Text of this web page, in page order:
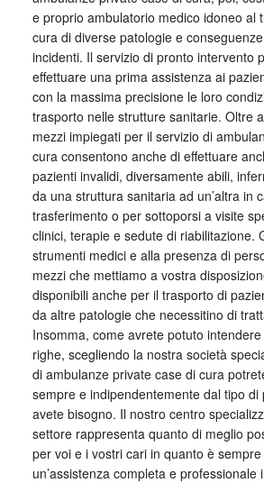
e proprio ambulatorio medico idoneo al
cura di diverse patologie e
incidenti. Il servizio di pronto intervento
effettuare una prima assistenza ai
con la massima precisione le loro
trasporto nelle strutture sanitarie. Oltre
mezzi impiegati per il servizio di
cura consentono anche di effettuare
pazienti invalidi, diversamente abili,
da una struttura sanitaria ad un’altra in
trasferimento o per sottoporsi a visite
clinici, terapie e sedute di riabilitazione.
strumenti medici e alla presenza di
mezzi che mettiamo a vostra
disponibili anche per il trasporto di
da altre patologie che necessitino di
Insomma, come avrete potuto
righe, scegliendo la nostra società
di ambulanze private case di cura
sempre e indipendentemente dal tipo di
avete bisogno. Il nostro centro
settore rappresenta quanto di meglio
per voi e i vostri cari in quanto è
un’assistenza completa e professionale